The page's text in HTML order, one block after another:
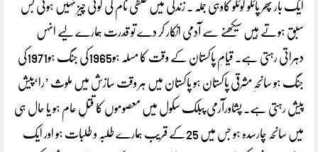
ایک بار پھر پائلو کوئلو کاوہی جملہ . زندگی میں غلطی نام کی کوئی چیز نہیں ہوتی بس
سبق ہوتے ہیں سیکھنے سے آدمی انکار کر دے تو قدرت ہمارے لیے انہں
دہراتی رہتی ہے۔ قیامِ پاکستان کے وقت کا مسلہ ہو1965کی جنگ ہو1971کی
جنگ ہو سانحہِ مشرقی پاکستان ہو پاکستان میں ہر وقت سازش میں ملوث ’را‘پیش
پیش رہتی ہے۔ پشاورآرمی پبلک سکول میں معصوموں کا قتلِ عام ہو یا حال ہی
میں سانحہ چارسدہ ہو جس میں 25کے قریب ہمارے طلبہ و طلبات ہو اور ایک